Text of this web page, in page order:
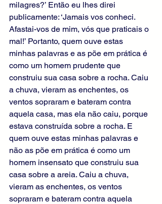
milagres?’ Então eu lhes direi
publicamente: ‘Jamais vos conheci.
Afastai-vos de mim, vós que praticais o
mal!’ Portanto, quem ouve estas
minhas palavras e as põe em prática é
como um homem prudente que
construiu sua casa sobre a rocha. Caiu
a chuva, vieram as enchentes, os
ventos sopraram e bateram contra
aquela casa, mas ela não caiu, porque
estava construída sobre a rocha. E
quem ouve estas minhas palavras e
não as põe em prática é como um
homem insensato que construiu sua
casa sobre a areia. Caiu a chuva,
vieram as enchentes, os ventos
sopraram e bateram contra aquela